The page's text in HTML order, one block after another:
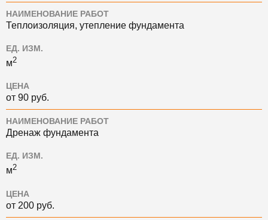
НАИМЕНОВАНИЕ РАБОТ
Теплоизоляция, утепление фундамента
ЕД. ИЗМ.
м2
ЦЕНА
от 90 руб.
НАИМЕНОВАНИЕ РАБОТ
Дренаж фундамента
ЕД. ИЗМ.
м2
ЦЕНА
от 200 руб.